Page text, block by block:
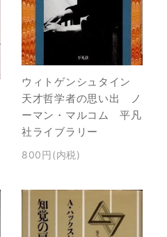
ウィトゲンシュタイン
天才哲学者の思い出 ノ
ーマン・マルコム 平凡
社ライブラリー
800円(内税)